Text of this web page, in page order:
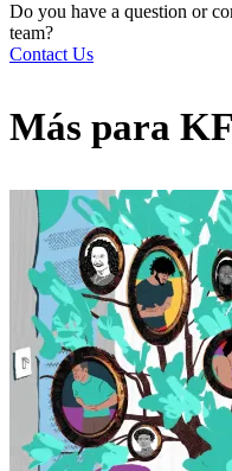
Do you have a question or
team?
Contact Us
Más para